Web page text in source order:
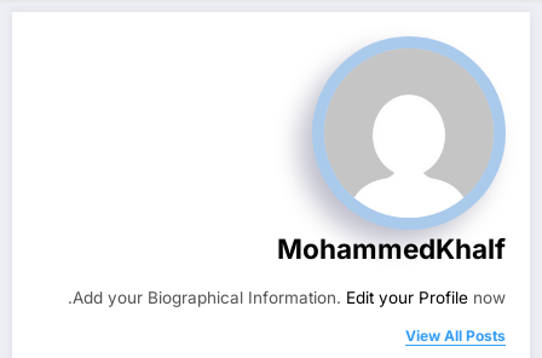
MohammedKhalf
Add your Biographical Information. Edit your Profile now.
View All Posts